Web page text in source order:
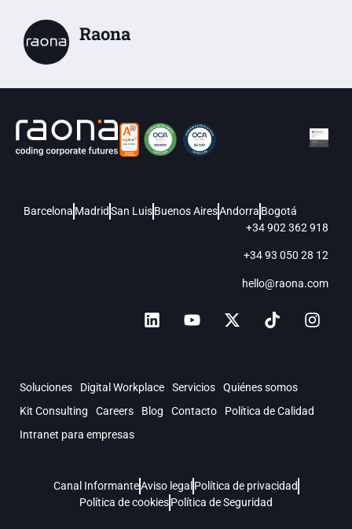
Raona
Barcelona MadridSan LuisBuenos AiresAndorra Bogotá
+34 902 362 918
+34 93 050 28 12
hello@raona.com
Soluciones Digital Workplace Servicios
Quiénes somos
Kit Consulting
Careers Blog Contacto
Política de Calidad
Intranet para empresas
Canal InformanteAviso legal Política de privacidad
Política de cookiesPolítica de Seguridad